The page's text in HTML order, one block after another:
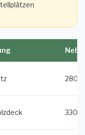
280
330